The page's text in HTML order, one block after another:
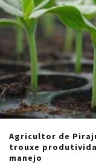
Agricultor de
trouxe
manejo